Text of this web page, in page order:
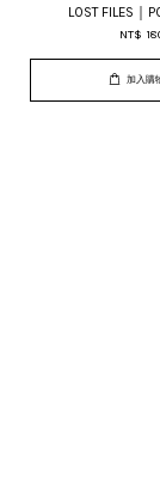
LOST FILES｜
NT$
加入購